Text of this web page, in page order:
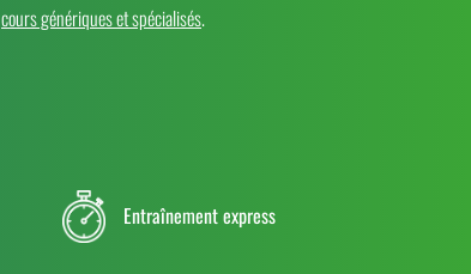
cours génériques et spécialisés.
Entraînement express